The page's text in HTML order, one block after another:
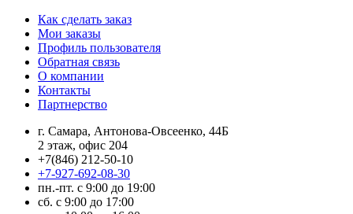
Как сделать заказ
Мои заказы
Профиль пользователя
Обратная связь
О компании
Контакты
Партнерство
г. Самара, Антонова-Овсеенко, 44Б
2 этаж, офис 204
+7(846) 212-50-10
+7-927-692-08-30
пн.-пт. с 9:00 до 19:00
сб. с 9:00 до 17:00